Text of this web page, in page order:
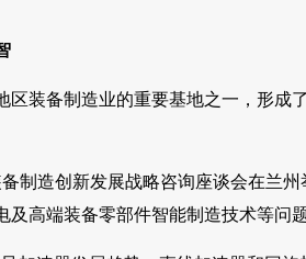
区装备制造业的重要基地之一，形成
制造创新发展战略咨询座谈会在兰
及高端装备零部件智能制造技术等问